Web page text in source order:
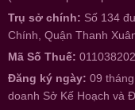
Trụ sở chính: Số 134
Chính, Quận Thanh
Mã Số Thuế:
Đăng ký ngày: 09
doanh Sở Kế Hoạch và